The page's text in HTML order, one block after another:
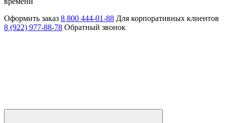
Оформить заказ 8 800 444-01-88 Для корпоративных клиентов
8 (922) 977-88-78 Обратный звонок